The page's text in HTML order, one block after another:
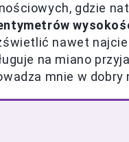
gdzie
nawet
na miano
mnie w dobry